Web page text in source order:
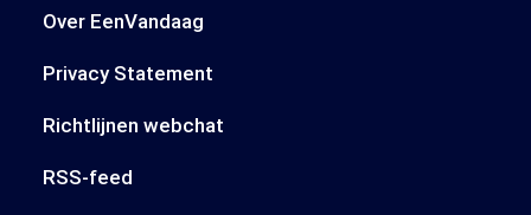
Over EenVandaag
Privacy Statement
Richtlijnen webchat
RSS-feed